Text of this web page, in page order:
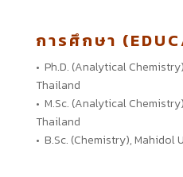
การศึกษา
• Ph.D. (Analytical
Thailand
• M.Sc. (Analytical
Thailand
• B.Sc. (Chemistry), Mahidol